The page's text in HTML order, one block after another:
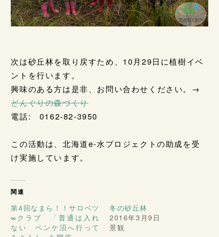
次は砂丘林を取り戻すため、10月29日に植樹イベ
ントを行います。
興味のある方は是非、お問い合わせください。→
どんぐりの森づくり
電話: 0162-82-3950
この活動は、北海道e-水プロジェクトの助成を受
け実施しています。
関連
第4回なまら！！サロベツ
∞クラブ 「普通は入れ
ない ペンケ沼へ行って
冬の砂丘林
2016年3月9日
景観